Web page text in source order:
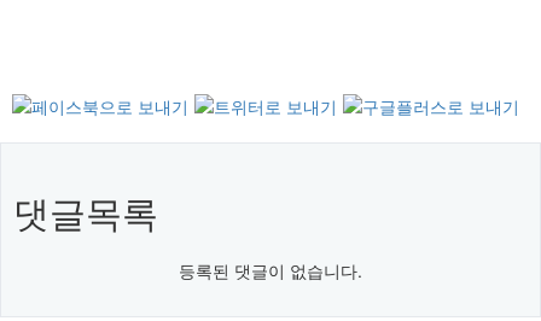
댓글목록
등록된 댓글이 없습니다.